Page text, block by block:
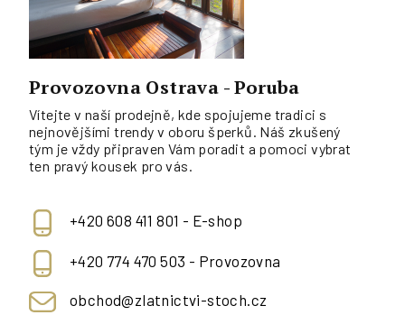
Provozovna Ostrava - Poruba
Vítejte v naší prodejně, kde spojujeme tradici s
nejnovějšími trendy v oboru šperků. Náš zkušený
tým je vždy připraven Vám poradit a pomoci vybrat
ten pravý kousek pro vás.
+420 608 411 801 - E-shop
+420 774 470 503 - Provozovna
obchod@zlatnictvi-stoch.cz